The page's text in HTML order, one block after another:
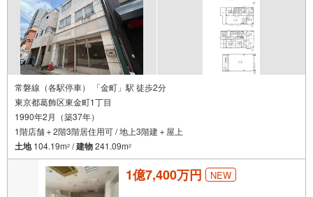
常磐線（各駅停車） 「金町」駅 徒歩2分
東京都葛飾区東金町1丁目
1990年2月（築37年）
1階店舗＋2階3階居住用可 / 地上3階建＋屋上
土地104.19m2 /建物241.09m2
1億7,400万円 NEW